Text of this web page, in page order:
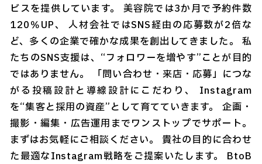
ビスを提供しています。 美容院では3か月で予約件数
120％UP、 人材会社ではSNS経由の応募数が2倍な
ど、多くの企業で確かな成果を創出してきました。 私
たちのSNS支援は、“フォロワーを増やす”ことが目的
ではありません。 「問い合わせ・来店・応募」につな
がる投稿設計と導線設計にこだわり、 Instagram
を“集客と採用の資産”として育てていきます。 企画・
撮影・編集・広告運用までワンストップでサポート。
まずはお気軽にご相談ください。 貴社の目的に合わせ
た最適なInstagram戦略をご提案いたします。 BtoB